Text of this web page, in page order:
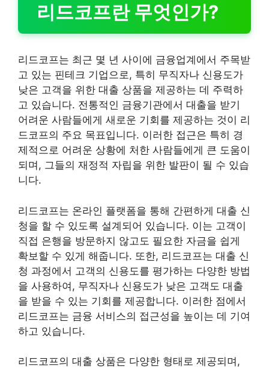
리드코프란 무엇인가?
리드코프는 최근 몇 년 사이에 금융업계에서 주목받
고 있는 핀테크 기업으로, 특히 무직자나 신용도가
낮은 고객을 위한 대출 상품을 제공하는 데 주력하
고 있습니다. 전통적인 금융기관에서 대출을 받기
어려운 사람들에게 새로운 기회를 제공하는 것이 리
드코프의 주요 목표입니다. 이러한 접근은 특히 경
제적으로 어려운 상황에 처한 사람들에게 큰 도움이
되며, 그들의 재정적 자립을 위한 발판이 될 수 있습
니다.
리드코프는 온라인 플랫폼을 통해 간편하게 대출 신
청을 할 수 있도록 설계되어 있습니다. 이는 고객이
직접 은행을 방문하지 않고도 필요한 자금을 쉽게
확보할 수 있게 해줍니다. 또한, 리드코프는 대출 신
청 과정에서 고객의 신용도를 평가하는 다양한 방법
을 사용하여, 무직자나 신용도가 낮은 고객도 대출
을 받을 수 있는 기회를 제공합니다. 이러한 점에서
리드코프는 금융 서비스의 접근성을 높이는 데 기여
하고 있습니다.
리드코프의 대출 상품은 다양한 형태로 제공되며,